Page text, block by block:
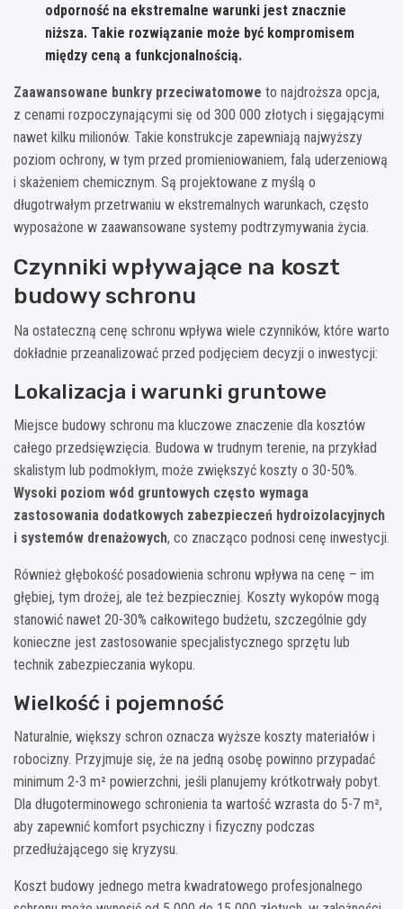
odporność na ekstremalne warunki jest znacznie
niższa. Takie rozwiązanie może być kompromisem
między ceną a funkcjonalnością.
Zaawansowane bunkry przeciwatomowe to najdroższa opcja,
z cenami rozpoczynającymi się od 300 000 złotych i sięgającymi
nawet kilku milionów. Takie konstrukcje zapewniają najwyższy
poziom ochrony, w tym przed promieniowaniem, falą uderzeniową
i skażeniem chemicznym. Są projektowane z myślą o
długotrwałym przetrwaniu w ekstremalnych warunkach, często
wyposażone w zaawansowane systemy podtrzymywania życia.
Czynniki wpływające na koszt
budowy schronu
Na ostateczną cenę schronu wpływa wiele czynników, które warto
dokładnie przeanalizować przed podjęciem decyzji o inwestycji:
Lokalizacja i warunki gruntowe
Miejsce budowy schronu ma kluczowe znaczenie dla kosztów
całego przedsięwzięcia. Budowa w trudnym terenie, na przykład
skalistym lub podmokłym, może zwiększyć koszty o 30-50%.
Wysoki poziom wód gruntowych często wymaga
zastosowania dodatkowych zabezpieczeń hydroizolacyjnych
i systemów drenażowych, co znacząco podnosi cenę inwestycji.
Również głębokość posadowienia schronu wpływa na cenę – im
głębiej, tym drożej, ale też bezpieczniej. Koszty wykopów mogą
stanowić nawet 20-30% całkowitego budżetu, szczególnie gdy
konieczne jest zastosowanie specjalistycznego sprzętu lub
technik zabezpieczania wykopu.
Wielkość i pojemność
Naturalnie, większy schron oznacza wyższe koszty materiałów i
robocizny. Przyjmuje się, że na jedną osobę powinno przypadać
minimum 2-3 m² powierzchni, jeśli planujemy krótkotrwały pobyt.
Dla długoterminowego schronienia ta wartość wzrasta do 5-7 m²,
aby zapewnić komfort psychiczny i fizyczny podczas
przedłużającego się kryzysu.
Koszt budowy jednego metra kwadratowego profesjonalnego